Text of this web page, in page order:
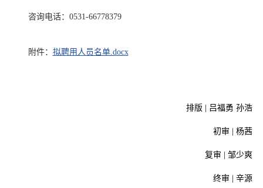
咨询电话：0531-66778379
附件： 拟聘用人员名单.docx
排版 | 吕福勇 孙浩
初审 | 杨茜
复审 | 邹少爽
终审 | 辛源